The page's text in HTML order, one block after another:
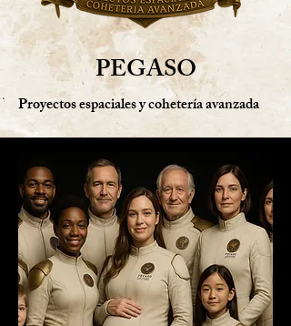
PEGASO
Proyectos espaciales y cohetería avanzada